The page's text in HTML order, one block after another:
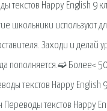
Happy English 9
школьники используют
Заходи и делай
Более<
текстов Happy English
Переводы текстов Happy